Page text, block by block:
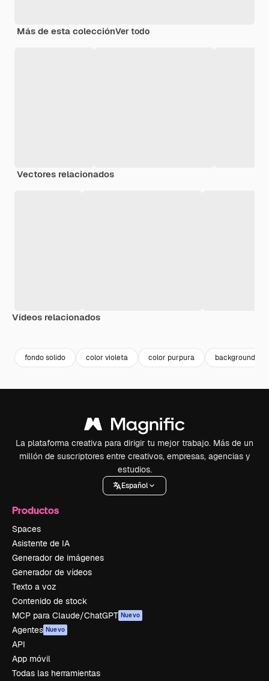
Más de esta colecciónVer todo
Vectores relacionados
Vídeos relacionados
fondo solido color violeta color purpura background
La plataforma creativa para dirigir tu mejor trabajo. Más de un
millón de suscriptores entre creativos, empresas, agencias y
estudios.
Español
Productos
Spaces
Asistente de IA
Generador de imágenes
Generador de vídeos
Texto a voz
Contenido de stock
MCP para Claude/ChatGPT Nuevo
Agentes Nuevo
API
App móvil
Todas las herramientas